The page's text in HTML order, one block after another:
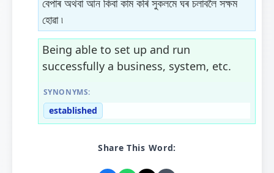
হোৱা ৷
Being able to set up and run
successfully a business, system, etc.
SYNONYMS:
established
Share This Word: